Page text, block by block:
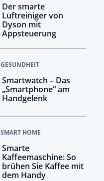
Der smarte
Luftreiniger von
Dyson mit
Appsteuerung
GESUNDHEIT
Smartwatch – Das
„Smartphone“ am
Handgelenk
SMART HOME
Smarte
Kaffeemaschine: So
brühen Sie Kaffee mit
dem Handy